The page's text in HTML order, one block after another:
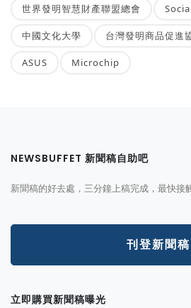
世界發明智慧財產聯盟總會
中國文化大學 台灣發明商品促進
ASUS Microchip
NEWSBUFFET 新聞稿自助吧
新聞稿的好去處，三分鐘上稿完成，最快接
刊登新聞稿
立即購買新聞稿曝光